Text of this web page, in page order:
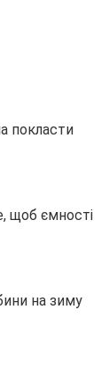
покласти
щоб ємності
на зиму